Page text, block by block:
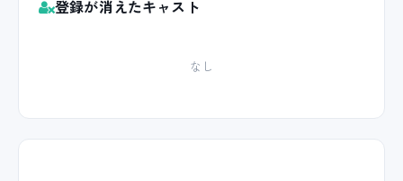
登録が消えたキャスト
なし